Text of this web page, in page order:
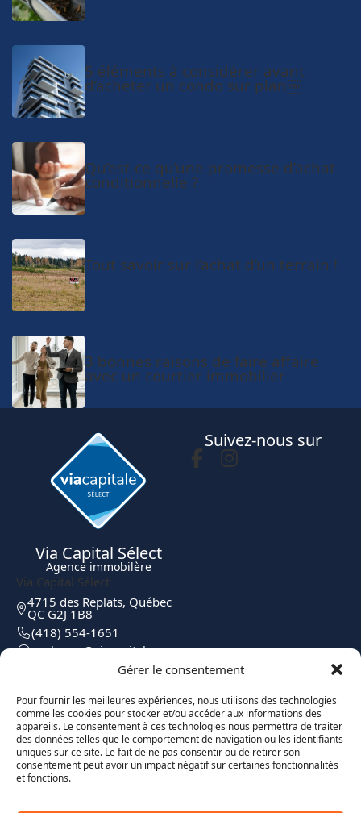
Gérer le consentement
Pour fournir les meilleures expériences, nous utilisons des technologies
comme les cookies pour stocker et/ou accéder aux informations des
appareils. Le consentement à ces technologies nous permettra de traiter
des données telles que le comportement de navigation ou les identifiants
uniques sur ce site. Le fait de ne pas consentir ou de retirer son
consentement peut avoir un impact négatif sur certaines fonctionnalités
et fonctions.
5 éléments à considérer avant
d’acheter un condo sur plan￼
Qu’est-ce qu’une promesse d’achat
conditionnelle ?
Tout savoir sur l’achat d’un terrain !
3 bonnes raisons de faire affaire
avec un courtier immobilier
Via Capital Sélect
Agence immobilère
Via Capital Sélect
4715 des Replats, Québec
QC G2J 1B8
(418) 554-1651
moc.elatipacaiv@egreborp
Suivez-nous sur